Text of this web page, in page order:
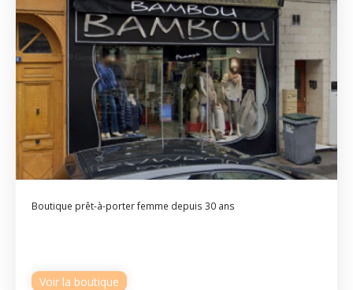
Boutique prêt-à-porter femme depuis 30 ans
Voir la boutique